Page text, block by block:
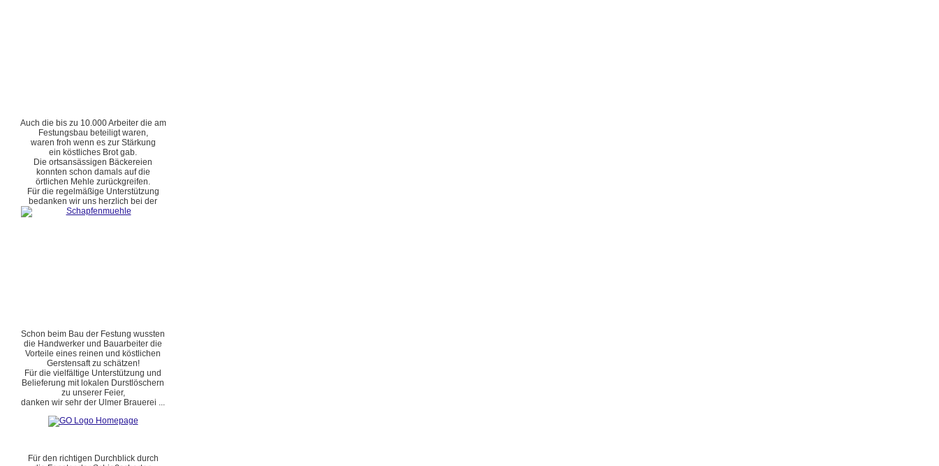
Auch die bis zu 10.000 Arbeiter die am
Festungsbau beteiligt waren,
waren froh wenn es zur Stärkung
ein köstliches Brot gab.
Die ortsansässigen Bäckereien
konnten schon damals auf die
örtlichen Mehle zurückgreifen.
Für die regelmäßige Unterstützung
bedanken wir uns herzlich bei der
Schon beim Bau der Festung wussten
die Handwerker und Bauarbeiter die
Vorteile eines reinen und köstlichen
Gerstensaft zu schätzen!
Für die vielfältige Unterstützung und
Belieferung mit lokalen Durstlöschern
zu unserer Feier,
danken wir sehr der Ulmer Brauerei ...
Für den richtigen Durchblick durch